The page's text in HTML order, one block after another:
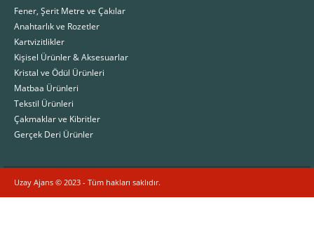
Fener, Şerit Metre ve Çakılar
Anahtarlık ve Rozetler
Kartvizitlikler
Kişisel Ürünler & Aksesuarlar
Kristal ve Ödül Ürünleri
Matbaa Ürünleri
Tekstil Ürünleri
Çakmaklar ve Kibritler
Gerçek Deri Ürünler
Uzay Ajans © 2023 - Tüm hakları saklıdır.